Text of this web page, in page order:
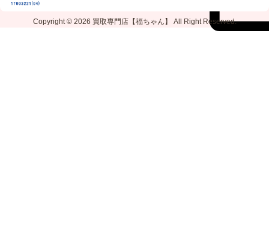
Copyright © 2026 買取専門店【福ちゃん】 All Right Reserved.